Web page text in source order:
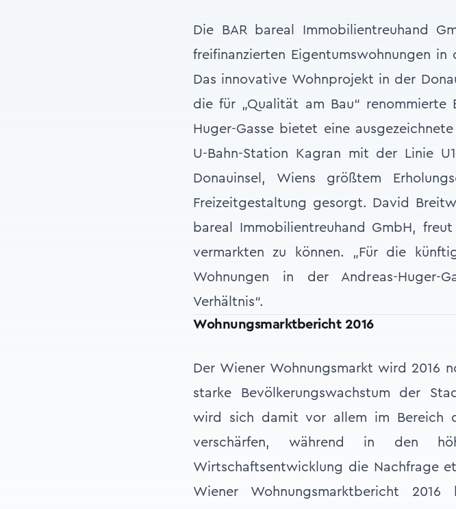
Die BAR bareal Immobilientreuhand
freifinanzierten Eigentumswohnungen in
Das innovative Wohnprojekt in der
die für „Qualität am Bau“ renommierte
Huger-Gasse bietet eine
U-Bahn-Station Kagran mit der Linie
Donauinsel, Wiens größtem
Freizeitgestaltung gesorgt. David
bareal Immobilientreuhand GmbH,
vermarkten zu können. „Für die
Wohnungen in der Andreas-Huger-
Verhältnis“.
Wohnungsmarktbericht 2016
Der Wiener Wohnungsmarkt wird 2016
starke Bevölkerungswachstum der
wird sich damit vor allem im Bereich
verschärfen, während in den
Wirtschaftsentwicklung die Nachfrage
Wiener Wohnungsmarktbericht